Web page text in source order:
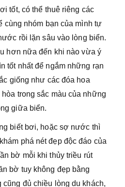
tốt, có thể thuê riêng các
cùng nhóm bạn của mình tự
rồi lặn sâu vào lòng biển.
hơn nữa đến khi nào vừa ý
tốt nhất để ngắm những rạn
giống như các đóa hoa
trong sắc màu của những
giữa biển.
biết bơi, hoặc sợ nước thì
phá nét đẹp độc đáo của
bờ mỗi khi thủy triều rút
bờ tuy không đẹp bằng
đủ chiều lòng du khách,